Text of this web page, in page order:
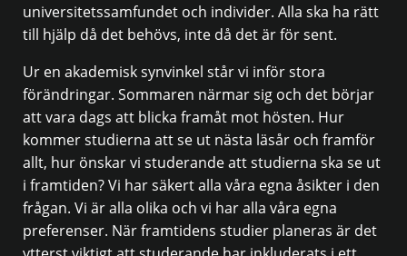
universitetssamfundet och individer. Alla ska ha rätt
till hjälp då det behövs, inte då det är för sent.
Ur en akademisk synvinkel står vi inför stora
förändringar. Sommaren närmar sig och det börjar
att vara dags att blicka framåt mot hösten. Hur
kommer studierna att se ut nästa läsår och framför
allt, hur önskar vi studerande att studierna ska se ut
i framtiden? Vi har säkert alla våra egna åsikter i den
frågan. Vi är alla olika och vi har alla våra egna
preferenser. När framtidens studier planeras är det